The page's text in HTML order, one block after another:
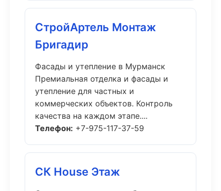
СтройАртель Монтаж
Бригадир
Фасады и утепление в Мурманск
Премиальная отделка и фасады и
утепление для частных и
коммерческих объектов. Контроль
качества на каждом этапе....
Телефон: +7-975-117-37-59
СК House Этаж